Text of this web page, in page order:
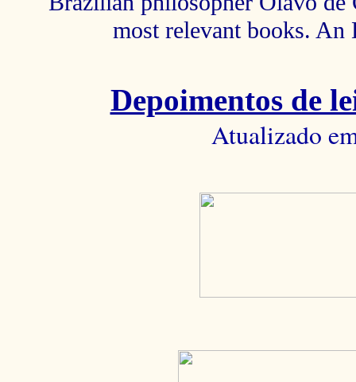
most relevant books.
Depoimentos de
Atualizado